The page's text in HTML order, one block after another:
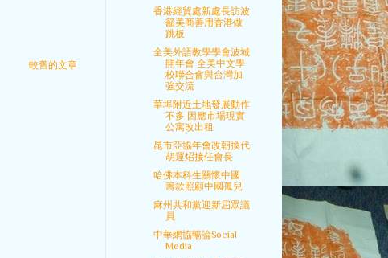
較舊的文章
香港經貿處新處長訪波
籲美商善用香港做
跳板
全美外語教學學會波城
開年會 全美中文學
校聯合會與台灣加
強交流
華埠附近土地發展動作
不多 因應市場現實
公寓改出租
昆市亞協年會改朝換代
胡運炤接任會長
哈佛本科生關懷中國
籌款照顧中國孤兒
麻州共和黨迎新屆眾議
員
中華網協暢論Social
Media